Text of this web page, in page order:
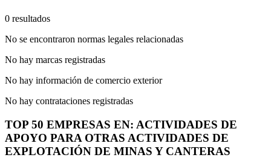
0 resultados
No se encontraron normas legales relacionadas
No hay marcas registradas
No hay información de comercio exterior
No hay contrataciones registradas
TOP 50 EMPRESAS EN: ACTIVIDADES DE
APOYO PARA OTRAS ACTIVIDADES DE
EXPLOTACIÓN DE MINAS Y CANTERAS